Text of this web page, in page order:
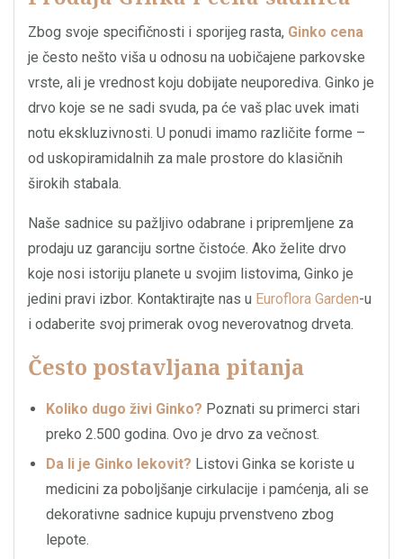
Zbog svoje specifičnosti i sporijeg rasta, Ginko cena
je često nešto viša u odnosu na uobičajene parkovske
vrste, ali je vrednost koju dobijate neuporediva. Ginko je
drvo koje se ne sadi svuda, pa će vaš plac uvek imati
notu ekskluzivnosti. U ponudi imamo različite forme –
od uskopiramidalnih za male prostore do klasičnih
širokih stabala.
Naše sadnice su pažljivo odabrane i pripremljene za
prodaju uz garanciju sortne čistoće. Ako želite drvo
koje nosi istoriju planete u svojim listovima, Ginko je
jedini pravi izbor. Kontaktirajte nas u Euroflora Garden-u
i odaberite svoj primerak ovog neverovatnog drveta.
Često postavljana pitanja
Koliko dugo živi Ginko? Poznati su primerci stari
preko 2.500 godina. Ovo je drvo za večnost.
Da li je Ginko lekovit? Listovi Ginka se koriste u
medicini za poboljšanje cirkulacije i pamćenja, ali se
dekorativne sadnice kupuju prvenstveno zbog
lepote.